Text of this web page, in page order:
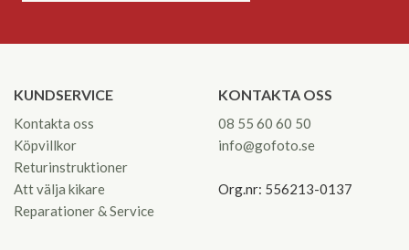
KUNDSERVICE
Kontakta oss
Köpvillkor
Returinstruktioner
Att välja kikare
Reparationer & Service
KONTAKTA OSS
08 55 60 60 50
info@gofoto.se
Org.nr: 556213-0137